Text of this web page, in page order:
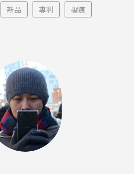
新品 專利 摺痕